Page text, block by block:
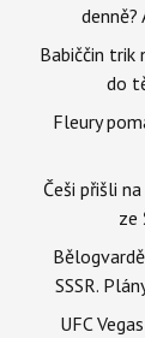
Babiččin trik
do
Fleury
Češi přišli
ze
SSSR.
UFC